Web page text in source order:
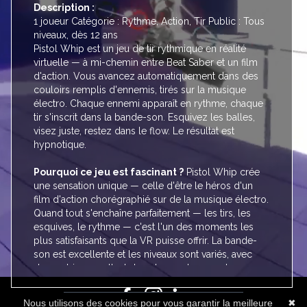
Description :
1 joueur Catégorie : Rythme, Action, Tir Public : Tous
niveaux, dès 12 ans
Pistol Whip est un jeu de tir rythmique en réalité
virtuelle — à mi-chemin entre Beat Saber et un film
d'action. Vous avancez automatiquement dans des
couloirs remplis d'ennemis, tirés sur la musique
électro. Chaque ennemi apparaît en rythme, chaque
tir s'inscrit dans la bande-son. Esquivez les balles,
visez juste, restez dans le flow. Le résultat est
hypnotique.
Pourquoi ce jeu est fascinant ? Pistol Whip crée
une sensation unique — celle d'être le héros d'un
film d'action chorégraphié sur de la musique électro.
Quand tout s'enchaîne parfaitement — les tirs, les
esquives, le rythme — c'est l'un des moments les
plus satisfaisants que la VR puisse offrir. La bande-
son est excellente et les niveaux sont variés, avec
des ambiances allant du cyberpunk au western.
déjà essayé Beat Saber et veulent passer au niveau
BLOG
GUIDES
FAQ
CGV
CONTACT
✖
Nous utilisons des cookies pour vous garantir la meilleure